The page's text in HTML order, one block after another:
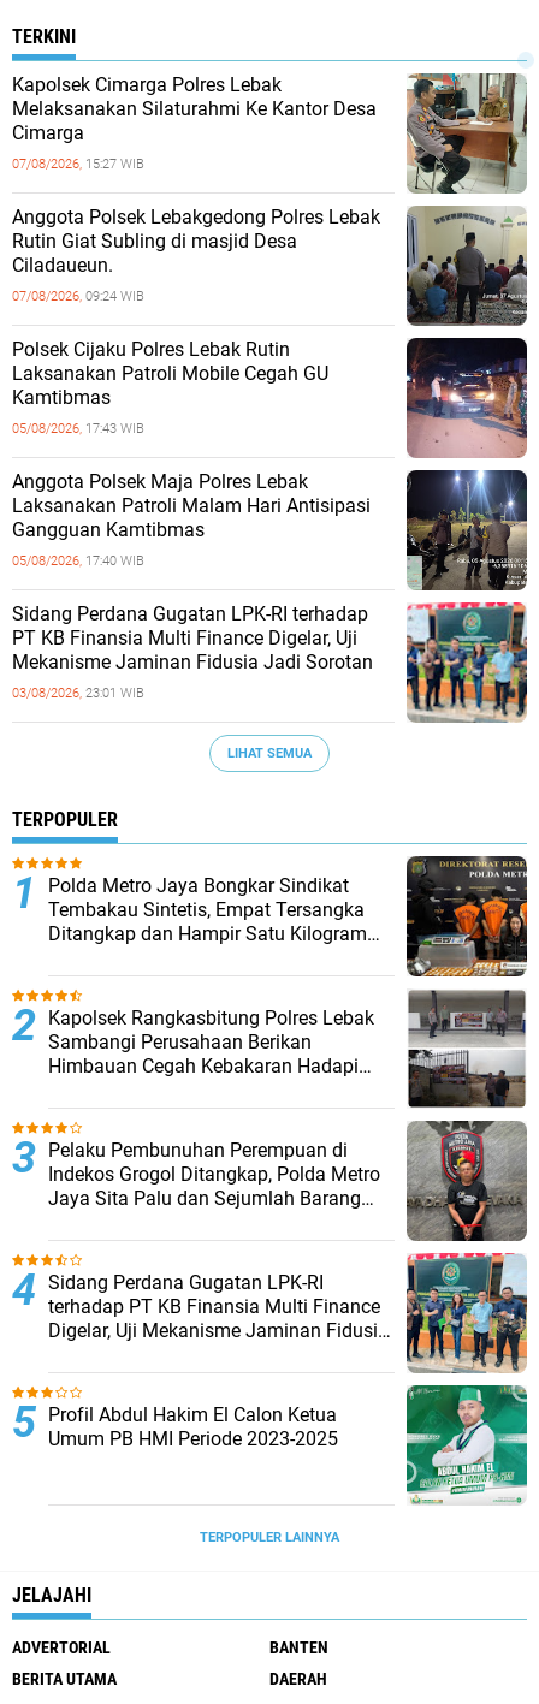
TERKINI
Kapolsek Cimarga Polres Lebak
Melaksanakan Silaturahmi Ke Kantor Desa
Cimarga
07/08/2026, 15:27 WIB
Anggota Polsek Lebakgedong Polres Lebak
Rutin Giat Subling di masjid Desa
Ciladaueun.
07/08/2026, 09:24 WIB
Polsek Cijaku Polres Lebak Rutin
Laksanakan Patroli Mobile Cegah GU
Kamtibmas
05/08/2026, 17:43 WIB
Anggota Polsek Maja Polres Lebak
Laksanakan Patroli Malam Hari Antisipasi
Gangguan Kamtibmas
05/08/2026, 17:40 WIB
Sidang Perdana Gugatan LPK-RI terhadap
PT KB Finansia Multi Finance Digelar, Uji
Mekanisme Jaminan Fidusia Jadi Sorotan
03/08/2026, 23:01 WIB
LIHAT SEMUA
TERPOPULER
‎Polda Metro Jaya Bongkar Sindikat
Tembakau Sintetis, Empat Tersangka
Ditangkap dan Hampir Satu Kilogram
Kapolsek Rangkasbitung Polres Lebak
Sambangi Perusahaan Berikan
Himbauan Cegah Kebakaran Hadapi
Pelaku Pembunuhan Perempuan di
Indekos Grogol Ditangkap, Polda Metro
Jaya Sita Palu dan Sejumlah Barang
Sidang Perdana Gugatan LPK-RI
terhadap PT KB Finansia Multi Finance
Digelar, Uji Mekanisme Jaminan Fidusia
Profil Abdul Hakim El Calon Ketua
Umum PB HMI Periode 2023-2025
TERPOPULER LAINNYA
JELAJAHI
ADVERTORIAL
BANTEN
BERITA UTAMA
DAERAH